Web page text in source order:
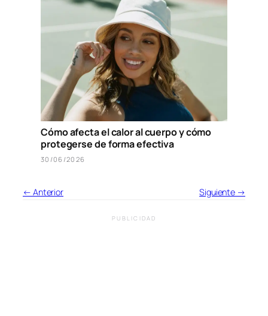
Cómo afecta el calor al cuerpo y cómo
protegerse de forma efectiva
30/06/2026
← Anterior Siguiente →
PUBLICIDAD